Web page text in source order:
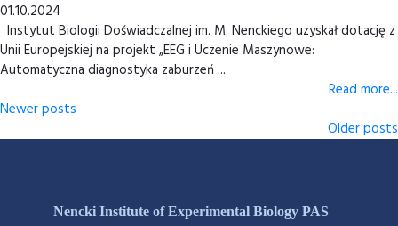
01.10.2024
Instytut Biologii Doświadczalnej im. M. Nenckiego uzyskał dotację z
Unii Europejskiej na projekt „EEG i Uczenie Maszynowe:
Automatyczna diagnostyka zaburzeń ...
Read more...
Newer posts
Older posts
Nencki Institute of Experimental Biology PAS